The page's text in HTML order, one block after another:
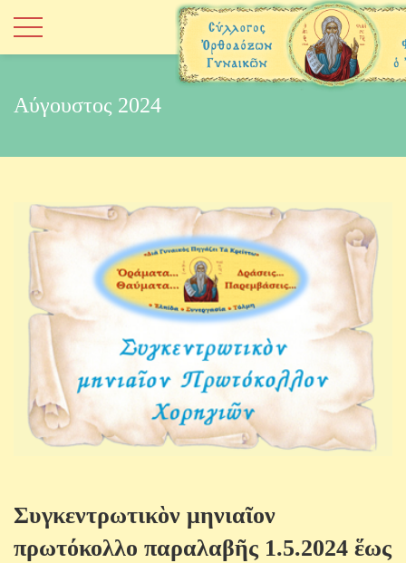
Αύγουστος 2024
Συγκεντρωτικὸν μηνιαῖον
πρωτόκολλο παραλαβῆς 1.5.2024 ἕως